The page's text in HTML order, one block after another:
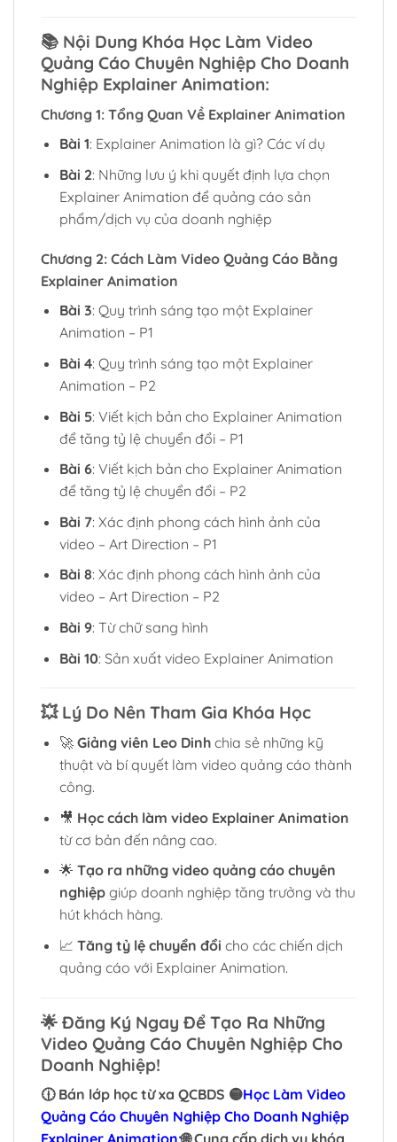
📚 Nội Dung Khóa Học Làm Video
Quảng Cáo Chuyên Nghiệp Cho Doanh
Nghiệp Explainer Animation:
Chương 1: Tổng Quan Về Explainer Animation
Bài 1: Explainer Animation là gì? Các ví dụ
Bài 2: Những lưu ý khi quyết định lựa chọn
Explainer Animation để quảng cáo sản
phẩm/dịch vụ của doanh nghiệp
Chương 2: Cách Làm Video Quảng Cáo Bằng
Explainer Animation
Bài 3: Quy trình sáng tạo một Explainer
Animation – P1
Bài 4: Quy trình sáng tạo một Explainer
Animation – P2
Bài 5: Viết kịch bản cho Explainer Animation
để tăng tỷ lệ chuyển đổi – P1
Bài 6: Viết kịch bản cho Explainer Animation
để tăng tỷ lệ chuyển đổi – P2
Bài 7: Xác định phong cách hình ảnh của
video – Art Direction – P1
Bài 8: Xác định phong cách hình ảnh của
video – Art Direction – P2
Bài 9: Từ chữ sang hình
Bài 10: Sản xuất video Explainer Animation
💥 Lý Do Nên Tham Gia Khóa Học
🚀 Giảng viên Leo Dinhchia sẻ những kỹ
thuật và bí quyết làm video quảng cáo thành
công.
🎥 Học cách làm video Explainer Animation
từ cơ bản đến nâng cao.
🌟 Tạo ra những video quảng cáo chuyên
nghiệpgiúp doanh nghiệp tăng trưởng và thu
hút khách hàng.
📈 Tăng tỷ lệ chuyển đổi cho các chiến dịch
quảng cáo với Explainer Animation.
🌟 Đăng Ký Ngay Để Tạo Ra Những
Video Quảng Cáo Chuyên Nghiệp Cho
Doanh Nghiệp!
🕧 Bán lớp học từ xa QCBDS 🟡Học Làm Video
Quảng Cáo Chuyên Nghiệp Cho Doanh Nghiệp